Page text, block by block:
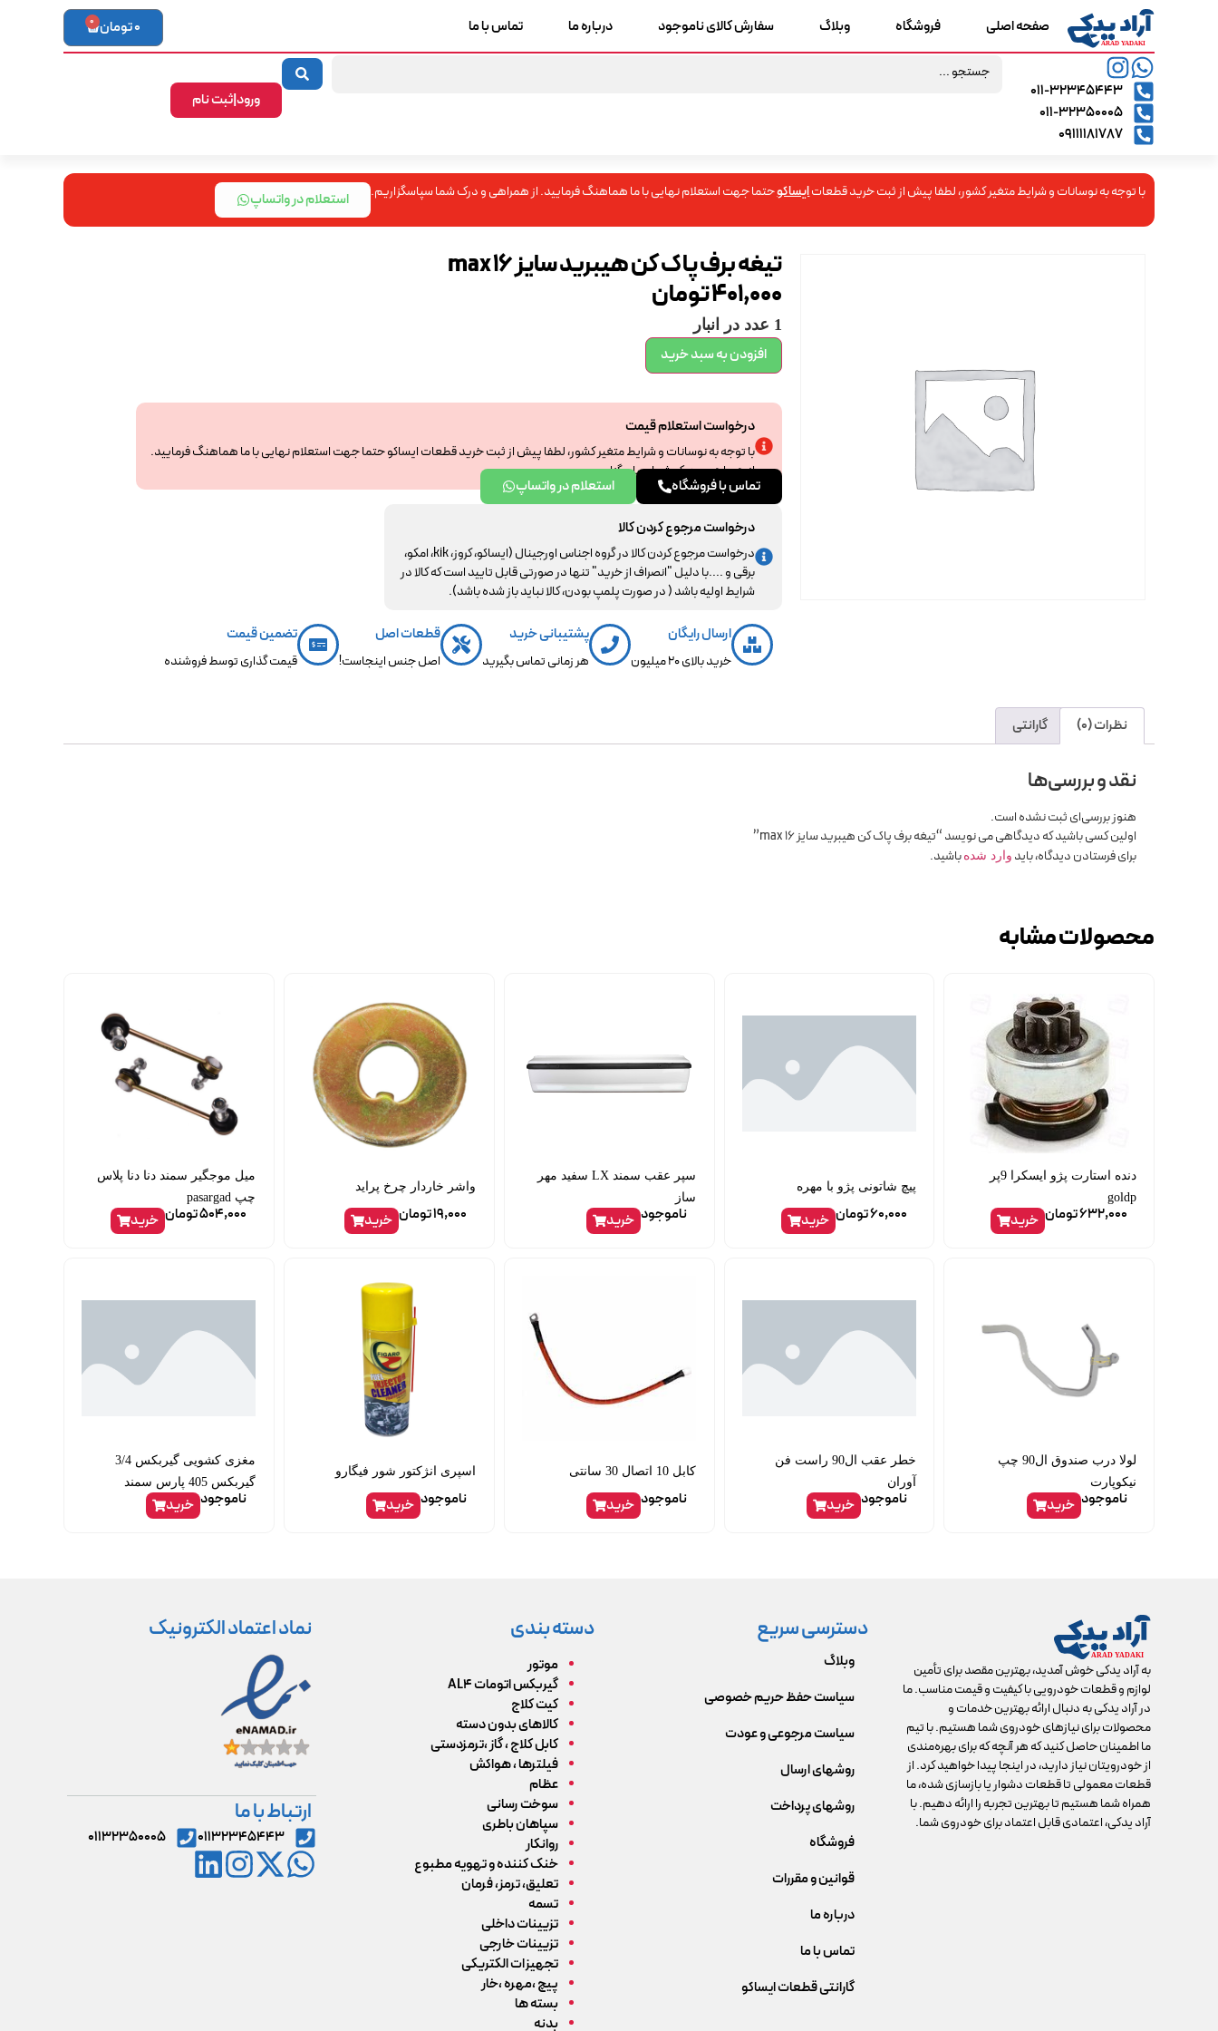
۰۱۱-۳۲۳۴۵۴۴۳
۰۱۱-۳۲۳۵۰۰۰۵
09111181787
ورود|ثبت نام
صفحه اصلی فروشگاه وبلاگ سفارش کالای ناموجود درباره ما تماس با ما 0تومان 0
با توجه به نوسانات و شرایط متغیر کشور، لطفا پیش از ثبت خرید قطعاتایساکوحتما جهت استعلام نهایی با ما هماهنگ فرمایید. از همراهی و درک شما سپاسگزاریم. استعلام در واتساپ
تیغه برف پاک کن هیبرید سایز 16 max
401,000تومان
1 عدد در انبار
افزودن به سبد خرید
درخواست استعلام قیمت
با توجه به نوسانات و شرایط متغیر کشور، لطفا پیش از ثبت خرید قطعات ایساکو حتما جهت استعلام نهایی با ما هماهنگ فرمایید.
از همراهی و درک شما سپاسگزاریم.
تماس با فروشگاه
استعلام در واتساپ
درخواست مرجوع کردن کالا
درخواست مرجوع کردن کالا در گروه اجناس اورجینال (ایساکو، کروز، kik، امکو،
برقی و ....با دلیل "انصراف از خرید" تنها در صورتی قابل تایید است که کالا در
شرایط اولیه باشد ( در صورت پلمپ بودن، کالا نباید باز شده باشد).
ارسال رایگان
خرید بالای 20 میلیون
پشتیبانی خرید
هر زمانی تماس بگیرید
قطعات اصل
اصل جنس اینجاست!
تضمین قیمت
قیمت گذاری توسط فروشنده
نظرات (0) گارانتی
نقد و بررسی‌ها
هنوز بررسی‌ای ثبت نشده است.
اولین کسی باشید که دیدگاهی می نویسد “تیغه برف پاک کن هیبرید سایز 16 max”
برای فرستادن دیدگاه، باید وارد شده باشید.
محصولات مشابه
دنده استارت پژو ایسکرا 9پر
goldp
632,000تومان خرید
پیچ شاتونی پژو با مهره
60,000تومان خرید
سپر عقب سمند LX سفید مهر
ساز
ناموجود خرید
واشر خاردار چرخ پراید
19,000تومان خرید
میل موجگیر سمند دنا دنا پلاس
چپ pasargad
504,000تومان خرید
لولا درب صندوق ال90 چپ
نیکوپارت
ناموجود خرید
خطر عقب ال90 راست فن
آوران
ناموجود خرید
کابل 10 اتصال 30 سانتی
ناموجود خرید
اسپری انژکتور شور فیگارو
ناموجود خرید
مغزی کشویی گیربکس 3/4
گیربکس 405 پارس سمند
ناموجود خرید
به آراد یدکی خوش آمدید، بهترین مقصد برای تأمین
لوازم و قطعات خودرویی با کیفیت و قیمت مناسب. ما
در آراد یدکی به دنبال ارائه بهترین خدمات و
محصولات برای نیازهای خودروی شما هستیم. با تیم
ما اطمینان حاصل کنید که هر آنچه که برای بهره‌مندی
از خودرویتان نیاز دارید، در اینجا پیدا خواهید کرد. از
قطعات معمولی تا قطعات دشوار یا بازسازی شده، ما
همراه شما هستیم تا بهترین تجربه را ارائه دهیم. با
آراد یدکی، اعتمادی قابل اعتماد برای خودروی شما.
دسترسی سریع
وبلاگ
سیاست حفظ حریم خصوصی
سیاست مرجوعی و عودت
روشهای ارسال
روشهای پرداخت
فروشگاه
قوانین و مقررات
درباره ما
تماس با ما
گارانتی قطعات ایساکو
دسته بندی
موتور
گیربکس اتومات AL4
کیت کلاج
کالاهای بدون دسته
کابل کلاج ، گاز ،ترمزدستی
فیلترها ، هواکش
عظام
سوخت رسانی
سپاهان باطری
روانکار
خنک کننده و تهویه مطبوع
تعلیق، ترمز، فرمان
تسمه
تزیینات داخلی
تزیینات خارجی
تجهیزات الکتریکی
پیچ ،مهره ،خار
بسته ها
بدنه
نماد اعتماد الکترونیک
ارتباط با ما
۰۱۱۳۲۳۴۵۴۴۳ ۰۱۱۳۲۳۵۰۰۰۵